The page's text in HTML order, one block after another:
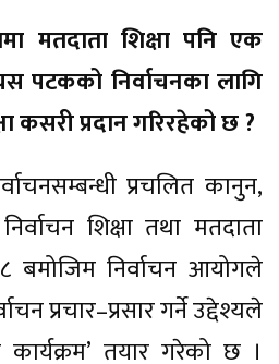
मतदाता शिक्षा पनि एक
पटकको निर्वाचनका लागि
कसरी प्रदान गरिरहेको छ ?
प्रचलित कानुन,
शिक्षा तथा मतदाता
बमोजिम निर्वाचन आयोगले
प्रचार–प्रसार गर्ने उद्देश्यले
कार्यक्रम’ तयार गरेको छ ।